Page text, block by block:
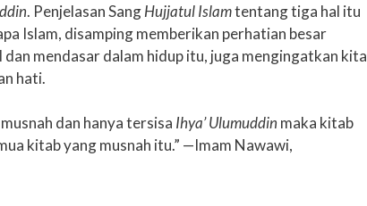
. Penjelasan SangHujjatul Islamtentang tiga hal itu
Islam, disamping memberikan perhatian besar
mendasar dalam hidup itu, juga mengingatkan kita
hati.
dan hanya tersisa Ihya’ Ulumuddin maka kitab
kitab yang musnah itu.” —Imam Nawawi,